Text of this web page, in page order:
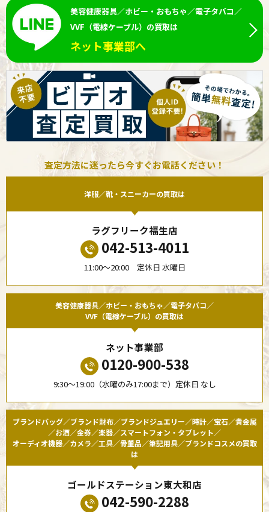
美容健康器具／ホビー・おもちゃ／電子タバコ／
VVF（電線ケーブル）の買取は
ネット事業部へ
査定方法に迷ったら今すぐお電話ください！
洋服／靴・スニーカーの買取は
ラグフリーク福生店
042-513-4011
11:00〜20:00 定休日 水曜日
美容健康器具／ホビー・おもちゃ／電子タバコ／
VVF（電線ケーブル）の買取は
ネット事業部
0120-900-538
9:30〜19:00（水曜のみ17:00まで）定休日 なし
ブランドバッグ／ブランド財布／ブランドジュエリー／時計／宝石／貴金属
／お酒／金券／楽器／スマートフォン・タブレット／
オーディオ機器／カメラ／工具／骨董品／筆記用具／ブランドコスメの買取
は
ゴールドステーション東大和店
042-590-2288